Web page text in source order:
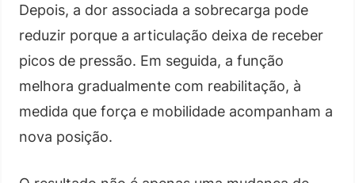
Depois, a dor associada a sobrecarga pode
reduzir porque a articulação deixa de receber
picos de pressão. Em seguida, a função
melhora gradualmente com reabilitação, à
medida que força e mobilidade acompanham a
nova posição.